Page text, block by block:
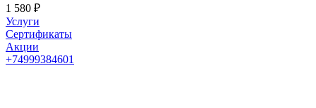
1 580 ₽
Услуги
Сертификаты
Акции
+74999384601